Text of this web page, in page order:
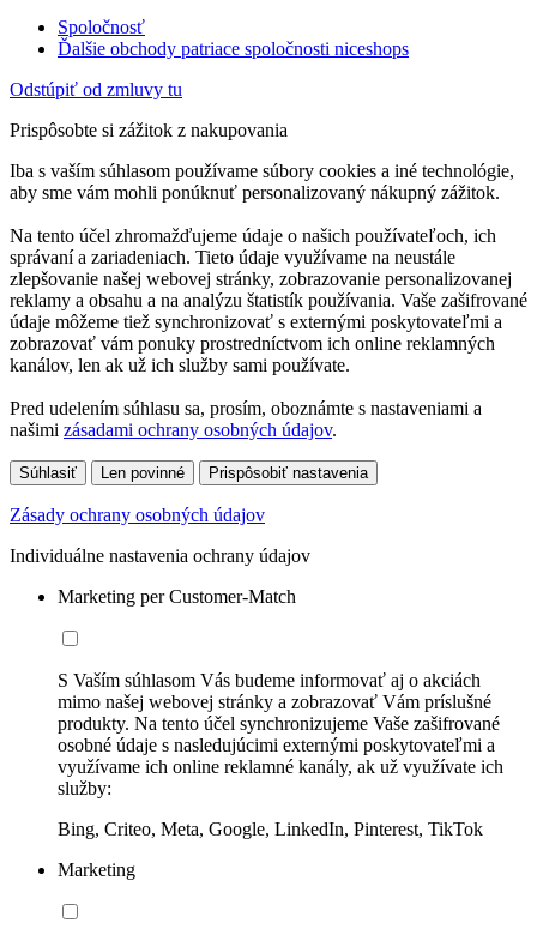
Spoločnosť
Ďalšie obchody patriace spoločnosti niceshops
Odstúpiť od zmluvy tu
Prispôsobte si zážitok z nakupovania
Iba s vaším súhlasom používame súbory cookies a iné technológie,
aby sme vám mohli ponúknuť personalizovaný nákupný zážitok.
Na tento účel zhromažďujeme údaje o našich používateľoch, ich
správaní a zariadeniach. Tieto údaje využívame na neustále
zlepšovanie našej webovej stránky, zobrazovanie personalizovanej
reklamy a obsahu a na analýzu štatistík používania. Vaše zašifrované
údaje môžeme tiež synchronizovať s externými poskytovateľmi a
zobrazovať vám ponuky prostredníctvom ich online reklamných
kanálov, len ak už ich služby sami používate.
Pred udelením súhlasu sa, prosím, oboznámte s nastaveniami a
našimi zásadami ochrany osobných údajov.
Súhlasiť Len povinné Prispôsobiť nastavenia
Zásady ochrany osobných údajov
Individuálne nastavenia ochrany údajov
Marketing per Customer-Match
S Vaším súhlasom Vás budeme informovať aj o akciách
mimo našej webovej stránky a zobrazovať Vám príslušné
produkty. Na tento účel synchronizujeme Vaše zašifrované
osobné údaje s nasledujúcimi externými poskytovateľmi a
využívame ich online reklamné kanály, ak už využívate ich
služby:
Bing, Criteo, Meta, Google, LinkedIn, Pinterest, TikTok
Marketing